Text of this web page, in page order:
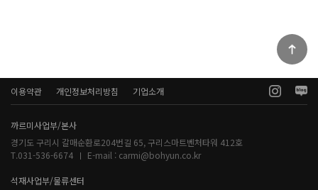
이용약관 개인정보처리방침 기업소개
까르미사업부/본사
경기도 구리시 갈매순환로204번길 65, 구리스마트벤처타워 412호
T.031-536-6674
E-mail : carmi@bohyun.co.kr
석재사업부/물류센터